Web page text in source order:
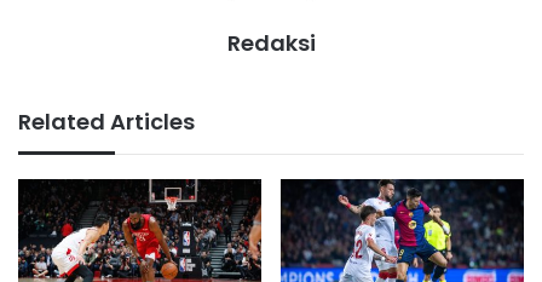
Redaksi
Related Articles